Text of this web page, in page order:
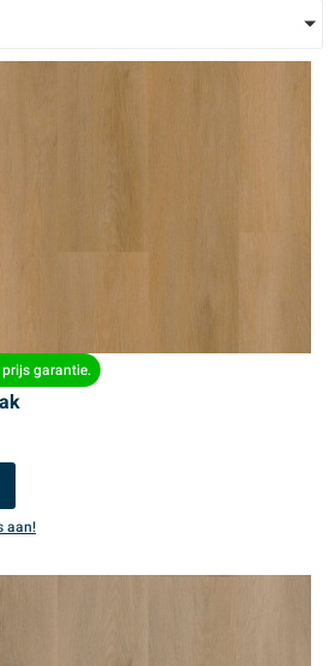
garantie.
aan!